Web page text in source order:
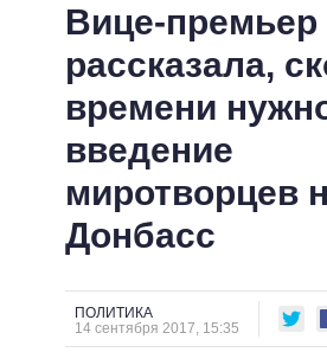
ЛЕНТА
СОБЫТИЯ
СТАТЬИ
МНЕНИЯ
ОБЗОРЫ
ДАЙДЖЕСТЫ
ОБЕЩАНИЯ
ПОЛИТИКИ
ВСЕ ПОЛИТИКИ
ПРЕЗИДЕНТ И ОФИС
ВЕРХОВНАЯ РАДА
КАБИНЕТ МИНИСТРОВ
МЭРЫ
ВСЕ ПЕРСОНЫ
ИНФОГРАФИКА
ВИДЕО
ПОДДЕРЖАТЬ
СРАВНЕНИЕ
Вице-премьер
рассказала,
времени
введение
миротворцев
Донбасс
ПОЛИТИКА
14 сентября 2017, 15:35